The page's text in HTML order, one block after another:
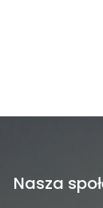
Nasza